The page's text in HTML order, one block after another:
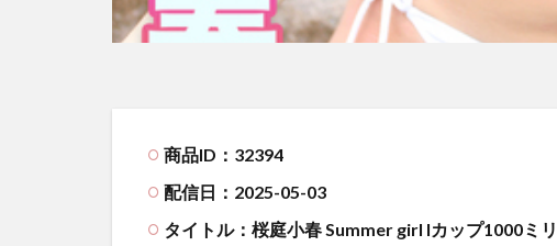
商品ID：32394
配信日：2025-05-03
タイトル：桜庭小春 Summer girl Iカップ1000ミ